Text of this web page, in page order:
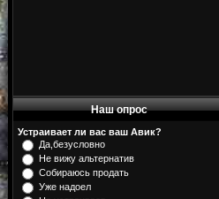
Наш опрос
Устраивает ли вас ваш Авик?
Да,безусловно
Не вижу альтернатив
Собираюсь продать
Уже надоел